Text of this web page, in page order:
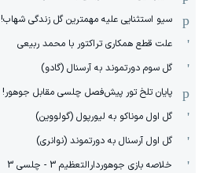
سیو استثنایی علیه مهمترین گل زندگی شهاب!
علت قطع همکاری تراکتور با محمد ربیعی
گل سوم دورتموند به آرسنال (گادو)
پایان تلخ تور پیش‌فصل چلسی مقابل جوهور!
گل اول موناکو به لیورپول (گولووین)
گل اول آرسنال به دورتموند (نوانری)
خلاصه بازی جوهوردارالتعظیم 3 - چلسی 3